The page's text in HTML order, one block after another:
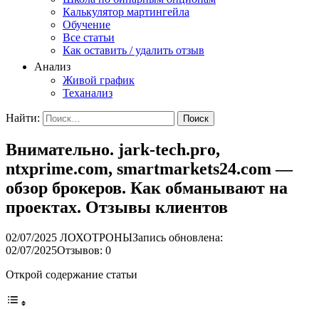
Калькулятор мартингейла
Обучение
Все статьи
Как оставить / удалить отзыв
Анализ
Живой график
Теханализ
Найти:
Внимательно. jark-tech.pro,
ntxprime.com, smartmarkets24.com —
обзор брокеров. Как обманывают на
проектах. Отзывы клиентов
02/07/2025 ЛОХОТРОНЫЗапись обновлена:
02/07/2025Отзывов: 0
Открой содержание статьи